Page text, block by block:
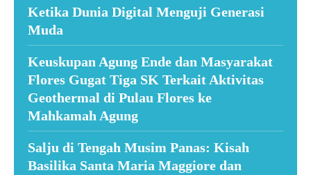
Ketika Dunia Digital Menguji Generasi
Muda
Keuskupan Agung Ende dan Masyarakat
Flores Gugat Tiga SK Terkait Aktivitas
Geothermal di Pulau Flores ke
Mahkamah Agung
Salju di Tengah Musim Panas: Kisah
Basilika Santa Maria Maggiore dan